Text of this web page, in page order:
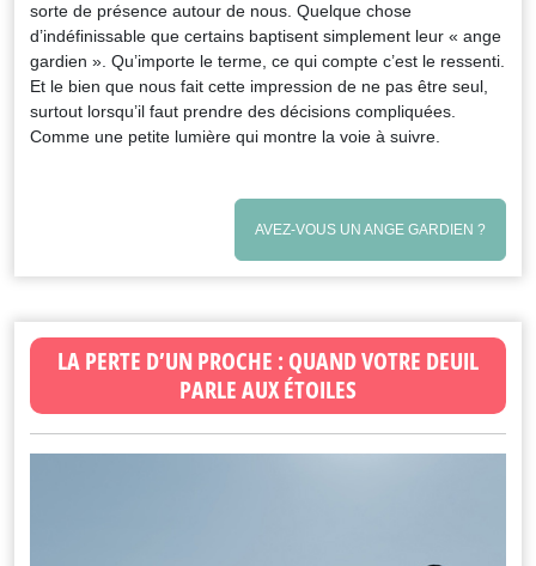
sorte de présence autour de nous. Quelque chose
d’indéfinissable que certains baptisent simplement leur « ange
gardien ». Qu’importe le terme, ce qui compte c’est le ressenti.
Et le bien que nous fait cette impression de ne pas être seul,
surtout lorsqu’il faut prendre des décisions compliquées.
Comme une petite lumière qui montre la voie à suivre.
AVEZ-VOUS UN ANGE GARDIEN ?
LA PERTE D’UN PROCHE : QUAND VOTRE DEUIL
PARLE AUX ÉTOILES